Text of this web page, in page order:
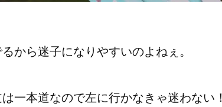
から迷子になりやすいのよねぇ。
一本道なので左に行かなきゃ迷わない！